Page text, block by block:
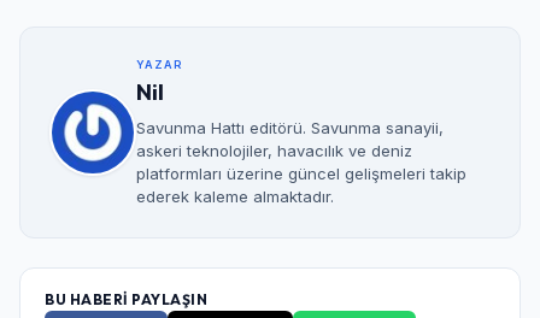
YAZAR
Nil
Savunma Hattı editörü. Savunma sanayii,
askeri teknolojiler, havacılık ve deniz
platformları üzerine güncel gelişmeleri takip
ederek kaleme almaktadır.
BU HABERİ PAYLAŞIN